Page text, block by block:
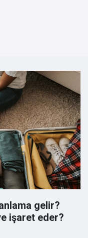
gelir?
işaret eder?